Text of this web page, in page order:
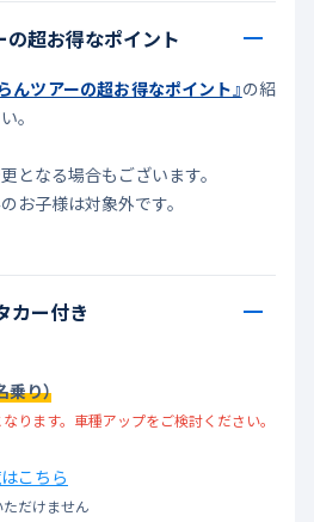
の超お得なポイント
んツアーの超お得なポイント』の紹
。
となる場合もございます。
お子様は対象外です。
カー付き
乗り）
ります。車種アップをご検討ください。
こちら
だけません